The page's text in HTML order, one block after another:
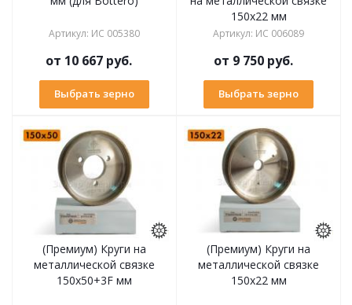
Артикул: ИС 005380
от 10 667 руб.
Выбрать зерно
150х22 мм
Артикул: ИС 006089
от 9 750 руб.
Выбрать зерно
(Премиум) Круги на
металлической связке
150х50+3F мм
(Премиум) Круги на
металлической связке
150х22 мм